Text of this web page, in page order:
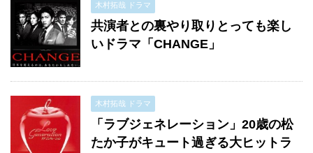
木村拓哉 ドラマ
共演者との裏やり取りとっても楽し
いドラマ「CHANGE」
木村拓哉 ドラマ
「ラブジェネレーション」20歳の松
たか子がキュート過ぎる大ヒットラ